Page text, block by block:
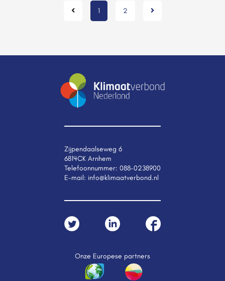
1 2
Zijpendaalseweg 6
6814CK Arnhem
Telefoonnummer: 088-0238900
E-mail: info@klimaatverbond.nl
Onze Europese partners